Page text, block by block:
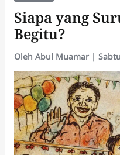
Siapa yang
Begitu?
Oleh Abul Muamar |